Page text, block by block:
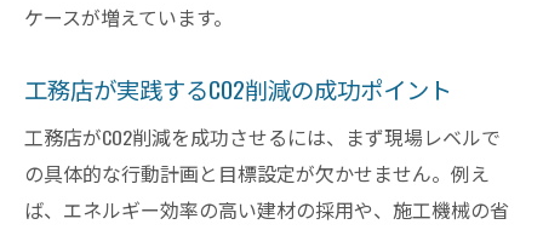
ケースが増えています。
工務店が実践するCO2削減の成功ポイント
工務店がCO2削減を成功させるには、まず現場レベルで
の具体的な行動計画と目標設定が欠かせません。例え
ば、エネルギー効率の高い建材の採用や、施工機械の省